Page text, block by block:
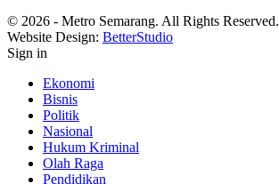
© 2026 - Metro Semarang. All Rights Reserved.
Website Design: BetterStudio
Sign in
Ekonomi
Bisnis
Politik
Nasional
Hukum Kriminal
Olah Raga
Pendidikan